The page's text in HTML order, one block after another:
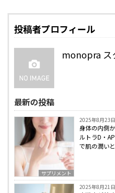
投稿者プロフィール
monopra ス
最新の投稿
サプリメント
2025年8月23日
身体の内側
ルトラD・
で肌の潤い
2025年8月21日